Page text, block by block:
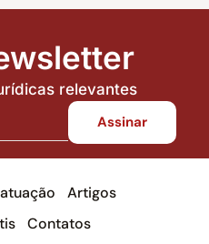
relevantes
Artigos
Contatos